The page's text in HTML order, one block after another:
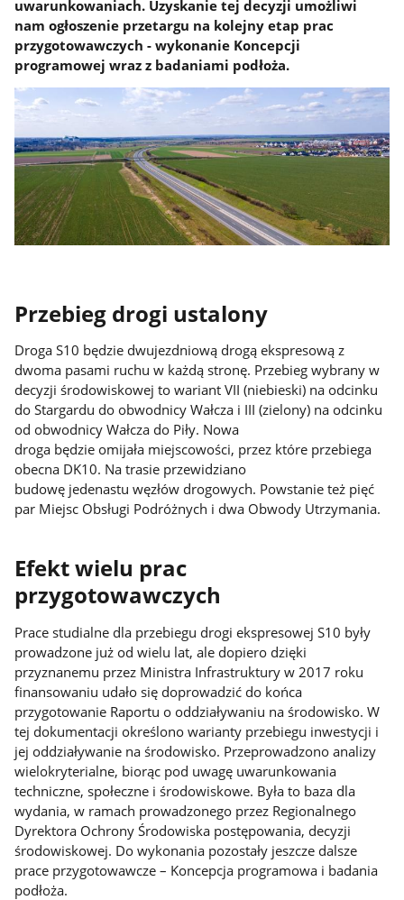
uwarunkowaniach. Uzyskanie tej decyzji umożliwi
nam ogłoszenie przetargu na kolejny etap prac
przygotowawczych - wykonanie Koncepcji
programowej wraz z badaniami podłoża.
Przebieg drogi ustalony
Droga S10 będzie dwujezdniową drogą ekspresową z
dwoma pasami ruchu w każdą stronę. Przebieg wybrany w
decyzji środowiskowej to wariant VII (niebieski) na odcinku
do Stargardu do obwodnicy Wałcza i III (zielony) na odcinku
od obwodnicy Wałcza do Piły. Nowa
droga będzie omijała miejscowości, przez które przebiega
obecna DK10. Na trasie przewidziano
budowę jedenastu węzłów drogowych. Powstanie też pięć
par Miejsc Obsługi Podróżnych i dwa Obwody Utrzymania.
Efekt wielu prac
przygotowawczych
Prace studialne dla przebiegu drogi ekspresowej S10 były
prowadzone już od wielu lat, ale dopiero dzięki
przyznanemu przez Ministra Infrastruktury w 2017 roku
finansowaniu udało się doprowadzić do końca
przygotowanie Raportu o oddziaływaniu na środowisko. W
tej dokumentacji określono warianty przebiegu inwestycji i
jej oddziaływanie na środowisko. Przeprowadzono analizy
wielokryterialne, biorąc pod uwagę uwarunkowania
techniczne, społeczne i środowiskowe. Była to baza dla
wydania, w ramach prowadzonego przez Regionalnego
Dyrektora Ochrony Środowiska postępowania, decyzji
środowiskowej. Do wykonania pozostały jeszcze dalsze
prace przygotowawcze – Koncepcja programowa i badania
podłoża.